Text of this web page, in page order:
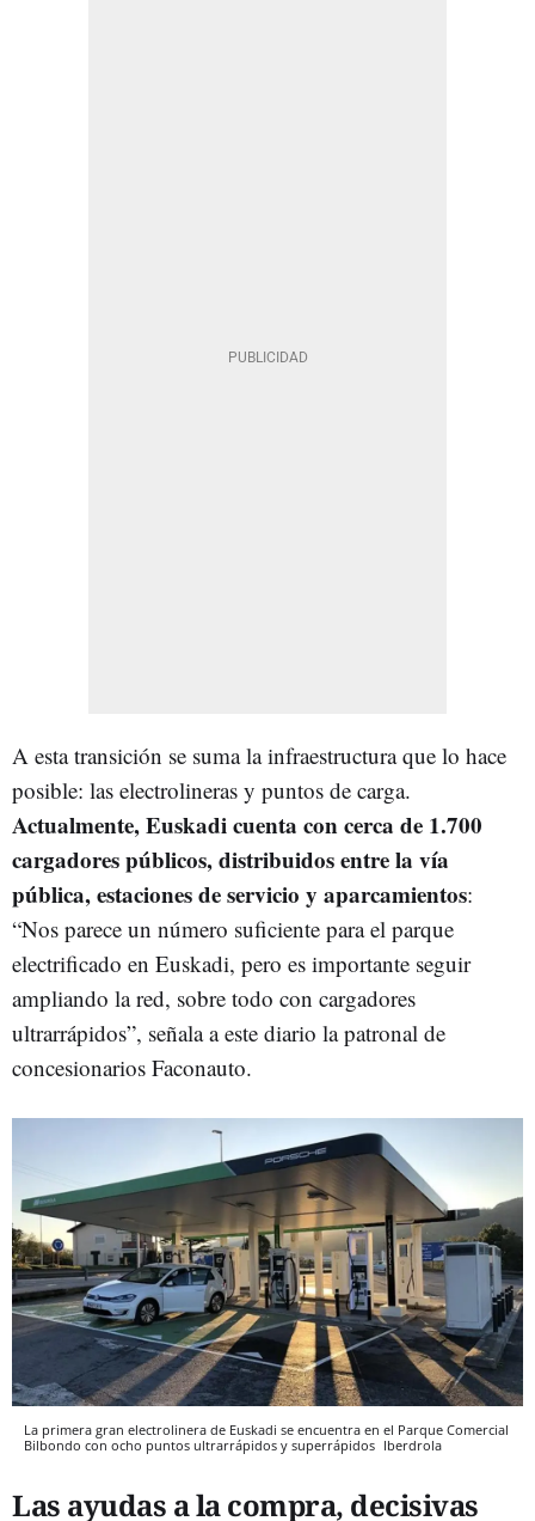
A esta transición se suma la infraestructura que lo hace
posible: las electrolineras y puntos de carga.
Actualmente, Euskadi cuenta con cerca de 1.700
cargadores públicos, distribuidos entre la vía
pública, estaciones de servicio y aparcamientos:
“Nos parece un número suficiente para el parque
electrificado en Euskadi, pero es importante seguir
ampliando la red, sobre todo con cargadores
ultrarrápidos”, señala a este diario la patronal de
concesionarios Faconauto.
La primera gran electrolinera de Euskadi se encuentra en el Parque Comercial
Bilbondo con ocho puntos ultrarrápidos y superrápidos Iberdrola
Las ayudas a la compra, decisivas